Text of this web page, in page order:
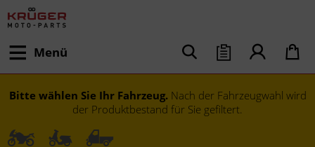
Menü
Bitte wählen Sie Ihr Fahrzeug. Nach der Fahrzeugwahl wird
der Produktbestand für Sie gefiltert.